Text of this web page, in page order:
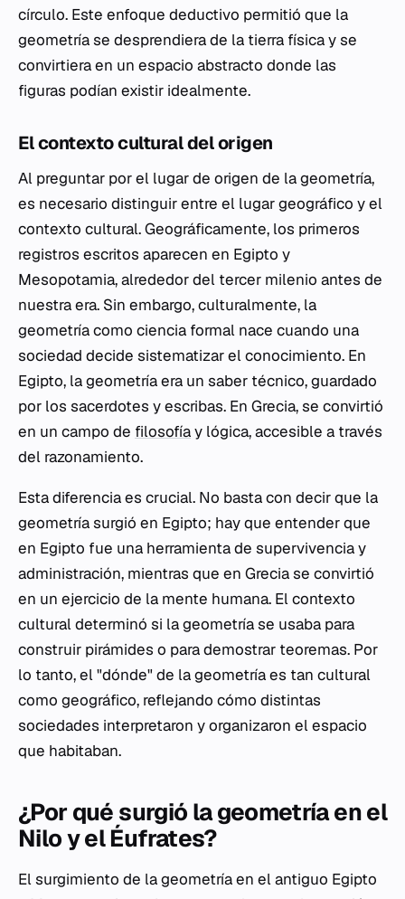
círculo. Este enfoque deductivo permitió que la
geometría se desprendiera de la tierra física y se
convirtiera en un espacio abstracto donde las
figuras podían existir idealmente.
El contexto cultural del origen
Al preguntar por el lugar de origen de la geometría,
es necesario distinguir entre el lugar geográfico y el
contexto cultural. Geográficamente, los primeros
registros escritos aparecen en Egipto y
Mesopotamia, alrededor del tercer milenio antes de
nuestra era. Sin embargo, culturalmente, la
geometría como ciencia formal nace cuando una
sociedad decide sistematizar el conocimiento. En
Egipto, la geometría era un saber técnico, guardado
por los sacerdotes y escribas. En Grecia, se convirtió
en un campo de filosofíay lógica, accesible a través
del razonamiento.
Esta diferencia es crucial. No basta con decir que la
geometría surgió en Egipto; hay que entender que
en Egipto fue una herramienta de supervivencia y
administración, mientras que en Grecia se convirtió
en un ejercicio de la mente humana. El contexto
cultural determinó si la geometría se usaba para
construir pirámides o para demostrar teoremas. Por
lo tanto, el "dónde" de la geometría es tan cultural
como geográfico, reflejando cómo distintas
sociedades interpretaron y organizaron el espacio
que habitaban.
¿Por qué surgió la geometría en el
Nilo y el Éufrates?
El surgimiento de la geometría en el antiguo Egipto